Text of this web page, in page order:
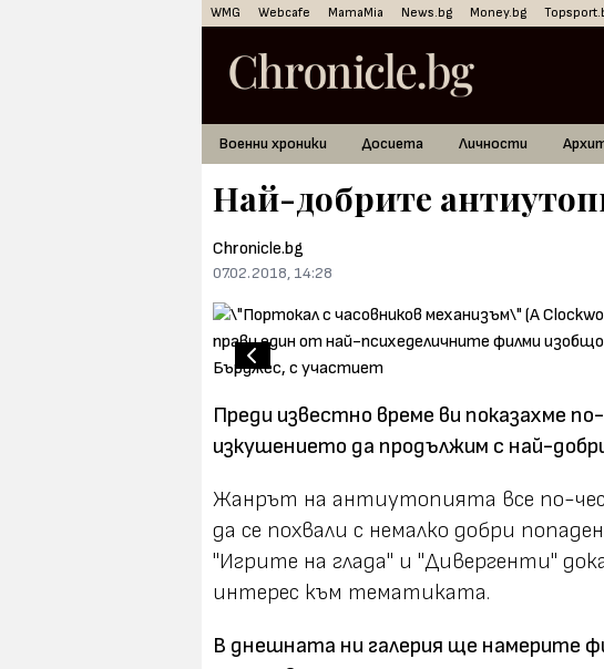
WMG Webcafe MamaMia News.bg Money.bg
Военни хроники Досиета Личности
Най-добрите
Chronicle.bg
07.02.2018, 14:28
Преди известно време ви показахме
изкушението да продължим с най-
Жанрът на антиутопията все по-
да се похвали с немалко добри
"Игрите на глада" и "Дивергенти"
интерес към тематиката.
В днешната ни галерия ще намерите